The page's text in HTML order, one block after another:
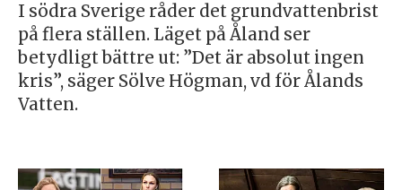
I södra Sverige råder det grundvattenbrist
på flera ställen. Läget på Åland ser
betydligt bättre ut: ”Det är absolut ingen
kris”, säger Sölve Högman, vd för Ålands
Vatten.